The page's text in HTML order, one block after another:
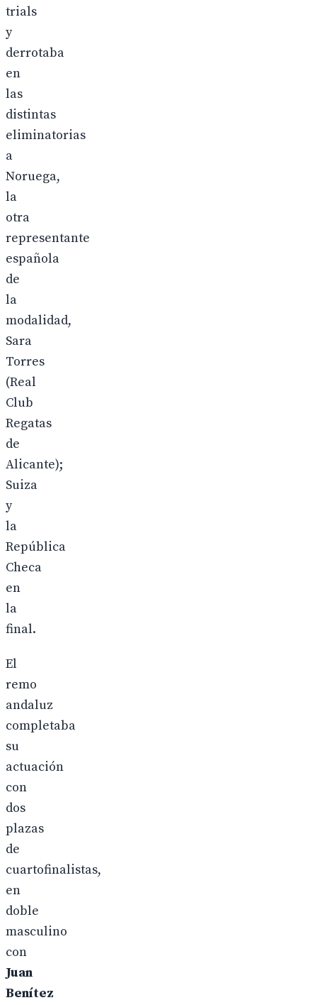
trials
y
derrotaba
en
las
distintas
eliminatorias
a
Noruega,
la
otra
representante
española
de
la
modalidad,
Sara
Torres
(Real
Club
Regatas
de
Alicante);
Suiza
y
la
República
Checa
en
la
final.
El
remo
andaluz
completaba
su
actuación
con
dos
plazas
de
cuartofinalistas,
en
doble
masculino
con
Juan
Benítez